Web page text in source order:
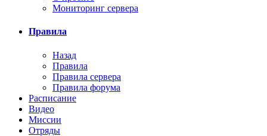
Мониторинг сервера
Правила
Назад
Правила
Правила сервера
Правила форума
Расписание
Видео
Миссии
Отряды